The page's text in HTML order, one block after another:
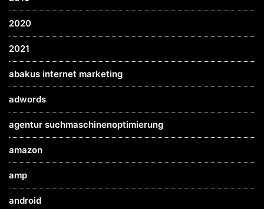
2020
2021
abakus internet marketing
adwords
agentur suchmaschinenoptimierung
amazon
amp
android